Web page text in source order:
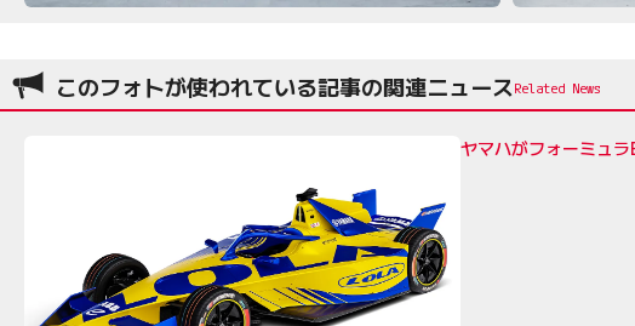
このフォトが使われている記事の関連ニュース
ヤマハがフォーミュ